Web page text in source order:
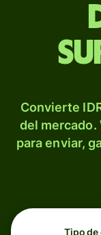
Convierte
del mercado.
para enviar,
Tipo de